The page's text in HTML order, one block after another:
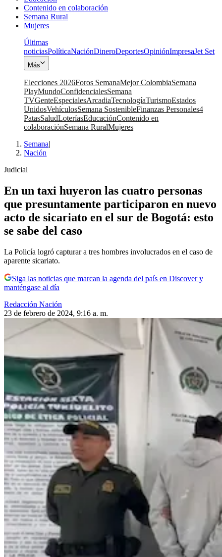
Contenido en colaboración
Semana Rural
Mujeres
Últimas
noticiasPolíticaNaciónDineroDeportesOpiniónImpresaJet Set
Más
Elecciones 2026Foros SemanaMejor ColombiaSemana
PlayMundoConfidencialesSemana
TVGenteEspecialesArcadiaTecnologíaTurismoEstados
UnidosVehículosSemana SostenibleFinanzas Personales4
PatasSaludLoteríasEducaciónContenido en
colaboraciónSemana RuralMujeres
Semana|
Nación
Judicial
En un taxi huyeron las cuatro personas
que presuntamente participaron en nuevo
acto de sicariato en el sur de Bogotá: esto
se sabe del caso
La Policía logró capturar a tres hombres involucrados en el caso de
aparente sicariato.
Siga las noticias que marcan la agenda del país en Discover y
manténgase al día
Redacción Nación
23 de febrero de 2024, 9:16 a. m.